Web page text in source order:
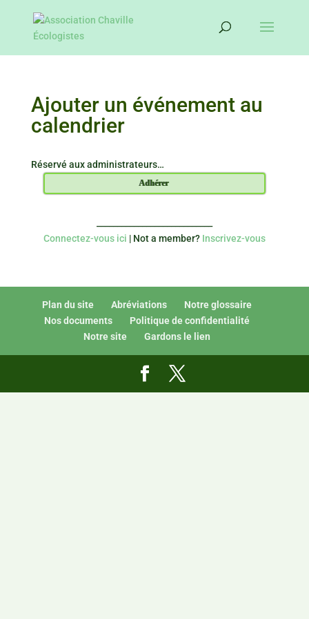
Ajouter un événement au
calendrier
Réservé aux administrateurs…
Adhérer
Connectez-vous ici | Not a member? Inscrivez-vous
Plan du site Abréviations
Notre glossaire
Nos documents
Politique de confidentialité
Notre site
Gardons le lien